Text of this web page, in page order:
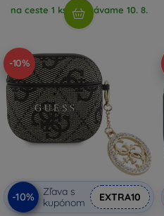
na ceste 1 ks, očakávame 10. 8.
2026
-10%
-10%
Zľava s
kupónom
EXTRA10